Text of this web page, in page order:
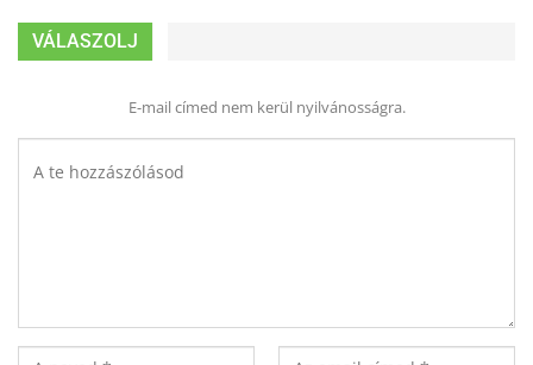
VÁLASZOLJ
E-mail címed nem kerül nyilvánosságra.